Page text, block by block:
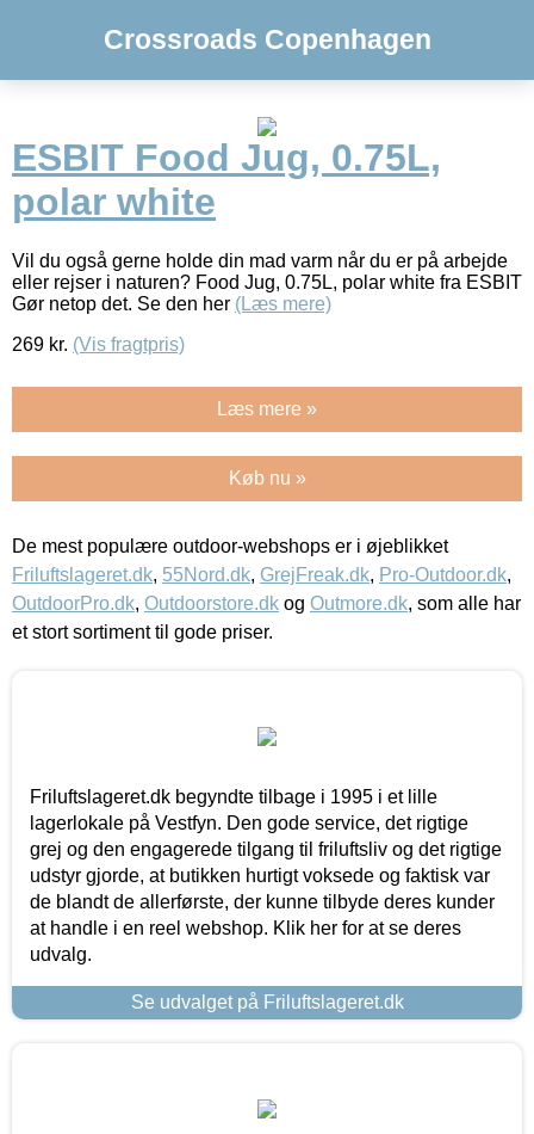
Crossroads Copenhagen
ESBIT Food Jug, 0.75L,
polar white
Vil du også gerne holde din mad varm når du er på arbejde
eller rejser i naturen? Food Jug, 0.75L, polar white fra ESBIT
Gør netop det. Se den her (Læs mere)
269 kr. (Vis fragtpris)
Læs mere »
Køb nu »
De mest populære outdoor-webshops er i øjeblikket
Friluftslageret.dk, 55Nord.dk, GrejFreak.dk, Pro-Outdoor.dk,
OutdoorPro.dk, Outdoorstore.dk og Outmore.dk, som alle har
et stort sortiment til gode priser.
Friluftslageret.dk begyndte tilbage i 1995 i et lille
lagerlokale på Vestfyn. Den gode service, det rigtige
grej og den engagerede tilgang til friluftsliv og det rigtige
udstyr gjorde, at butikken hurtigt voksede og faktisk var
de blandt de allerførste, der kunne tilbyde deres kunder
at handle i en reel webshop. Klik her for at se deres
udvalg.
Se udvalget på Friluftslageret.dk